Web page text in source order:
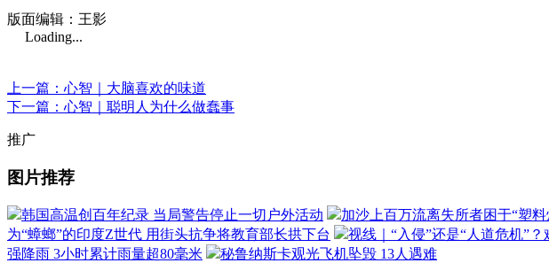
版面编辑：王影
Loading...
上一篇：心智｜大脑喜欢的味道
下一篇：心智｜聪明人为什么做蠢事
推广
图片推荐
韩国高温创百年纪录 当局警告停止一切户外活动 加沙上百万流离失所者困于“塑
为“蟑螂”的印度Z世代 用街头抗争将教育部长拱下台
视线｜“入侵”还是“人道危机”
强降雨 3小时累计雨量超80毫米
秘鲁纳斯卡观光飞机坠毁 13人遇难